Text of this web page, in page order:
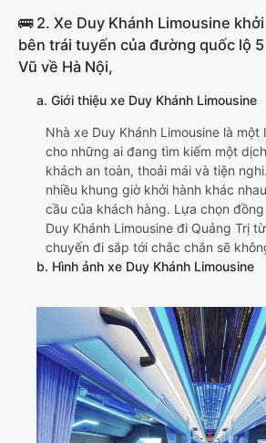
🚌 2. Xe Duy Khánh Limousine
bên trái tuyến của đường quốc lộ
Vũ về Hà Nội,
a. Giới thiệu xe Duy Khánh Limousine
Nhà xe Duy Khánh Limousine là
cho những ai đang tìm kiếm một
khách an toàn, thoải mái và tiện
nhiều khung giờ khởi hành khác
cầu của khách hàng. Lựa chọn
Duy Khánh Limousine đi Quảng Trị
chuyến đi sắp tới chắc chắn sẽ
b. Hình ảnh xe Duy Khánh Limousine